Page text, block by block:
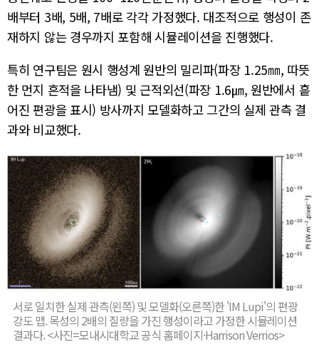
배부터 3배, 5배, 7배로 각각 가정했다. 대조적으로 행성이 존
재하지 않는 경우까지 포함해 시뮬레이션을 진행했다.
특히 연구팀은 원시 행성계 원반의 밀리파(파장 1.25㎜, 따뜻
한 먼지 흔적을 나타냄) 및 근적외선(파장 1.6㎛, 원반에서 흩
어진 편광을 표시) 방사까지 모델화하고 그간의 실제 관측 결
과와 비교했다.
서로 일치한 실제 관측(왼쪽) 및 모델화(오른쪽)한 'IM Lupi'의 편광
강도 맵. 목성의 2배의 질량을 가진 행성이라고 가정한 시뮬레이션
결과다. <사진=모내시대학교 공식 홈페이지·Harrison Verrios>